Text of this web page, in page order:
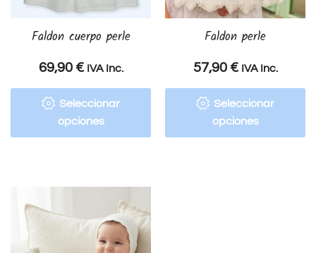
Faldon cuerpo perle
69,90 € IVA Inc.
Seleccionar
opciones
Faldon perle
57,90 € IVA Inc.
Seleccionar
opciones